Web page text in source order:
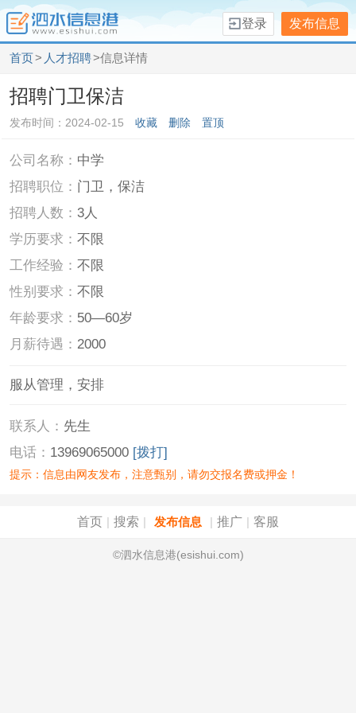
发布信息
登录
首页> 人才招聘>信息详情
招聘门卫保洁
发布时间：2024-02-15 收藏 删除 置顶
公司名称： 中学
招聘职位： 门卫，保洁
招聘人数：3人
学历要求：不限
工作经验：不限
性别要求：不限
年龄要求： 50—60岁
月薪待遇： 2000
服从管理，安排
联系人： 先生
电话： 13969065000 [拨打]
提示：信息由网友发布，注意甄别，请勿交报名费或押金！
首页 搜索 发布信息 推广 客服
©泗水信息港(esishui.com)